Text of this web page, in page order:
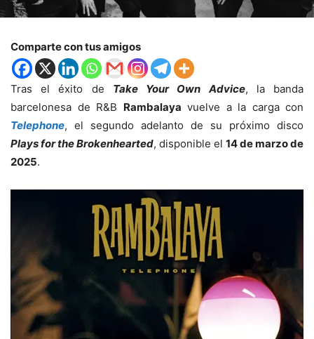
Comparte con tus amigos
Tras el éxito de Take Your Own Advice, la banda
barcelonesa de R&B Rambalaya vuelve a la carga con
Telephone, el segundo adelanto de su próximo disco
Plays for the Brokenhearted, disponible el 14 de marzo de
2025.